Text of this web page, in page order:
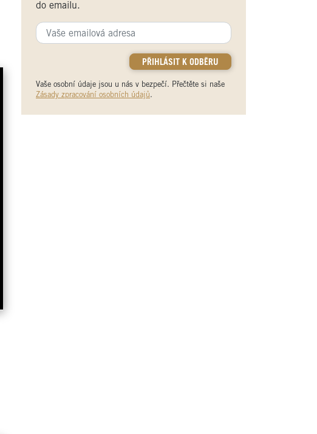
do emailu.
Vaše osobní údaje jsou u nás v bezpečí. Přečtěte si naše
Zásady zpracování osobních údajů.